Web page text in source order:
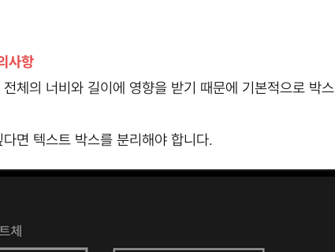
사항
체의 너비와 길이에 영향을 받기 때문에 기본적으로 박
면 텍스트 박스를 분리해야 합니다.